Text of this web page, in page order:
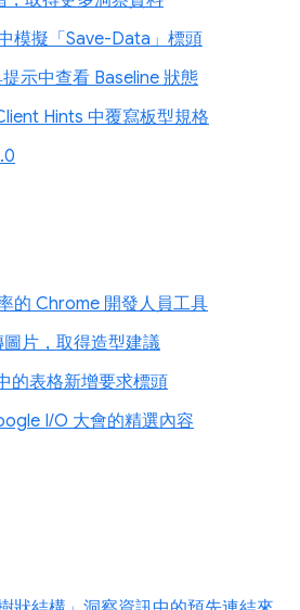
模擬「Save-Data」標頭
示中查看 Baseline 狀態
Hints 中覆寫板型規格
的 Chrome 開發人員工具
片，取得造型建議
的表格新增要求標頭
I/O 大會的精選內容